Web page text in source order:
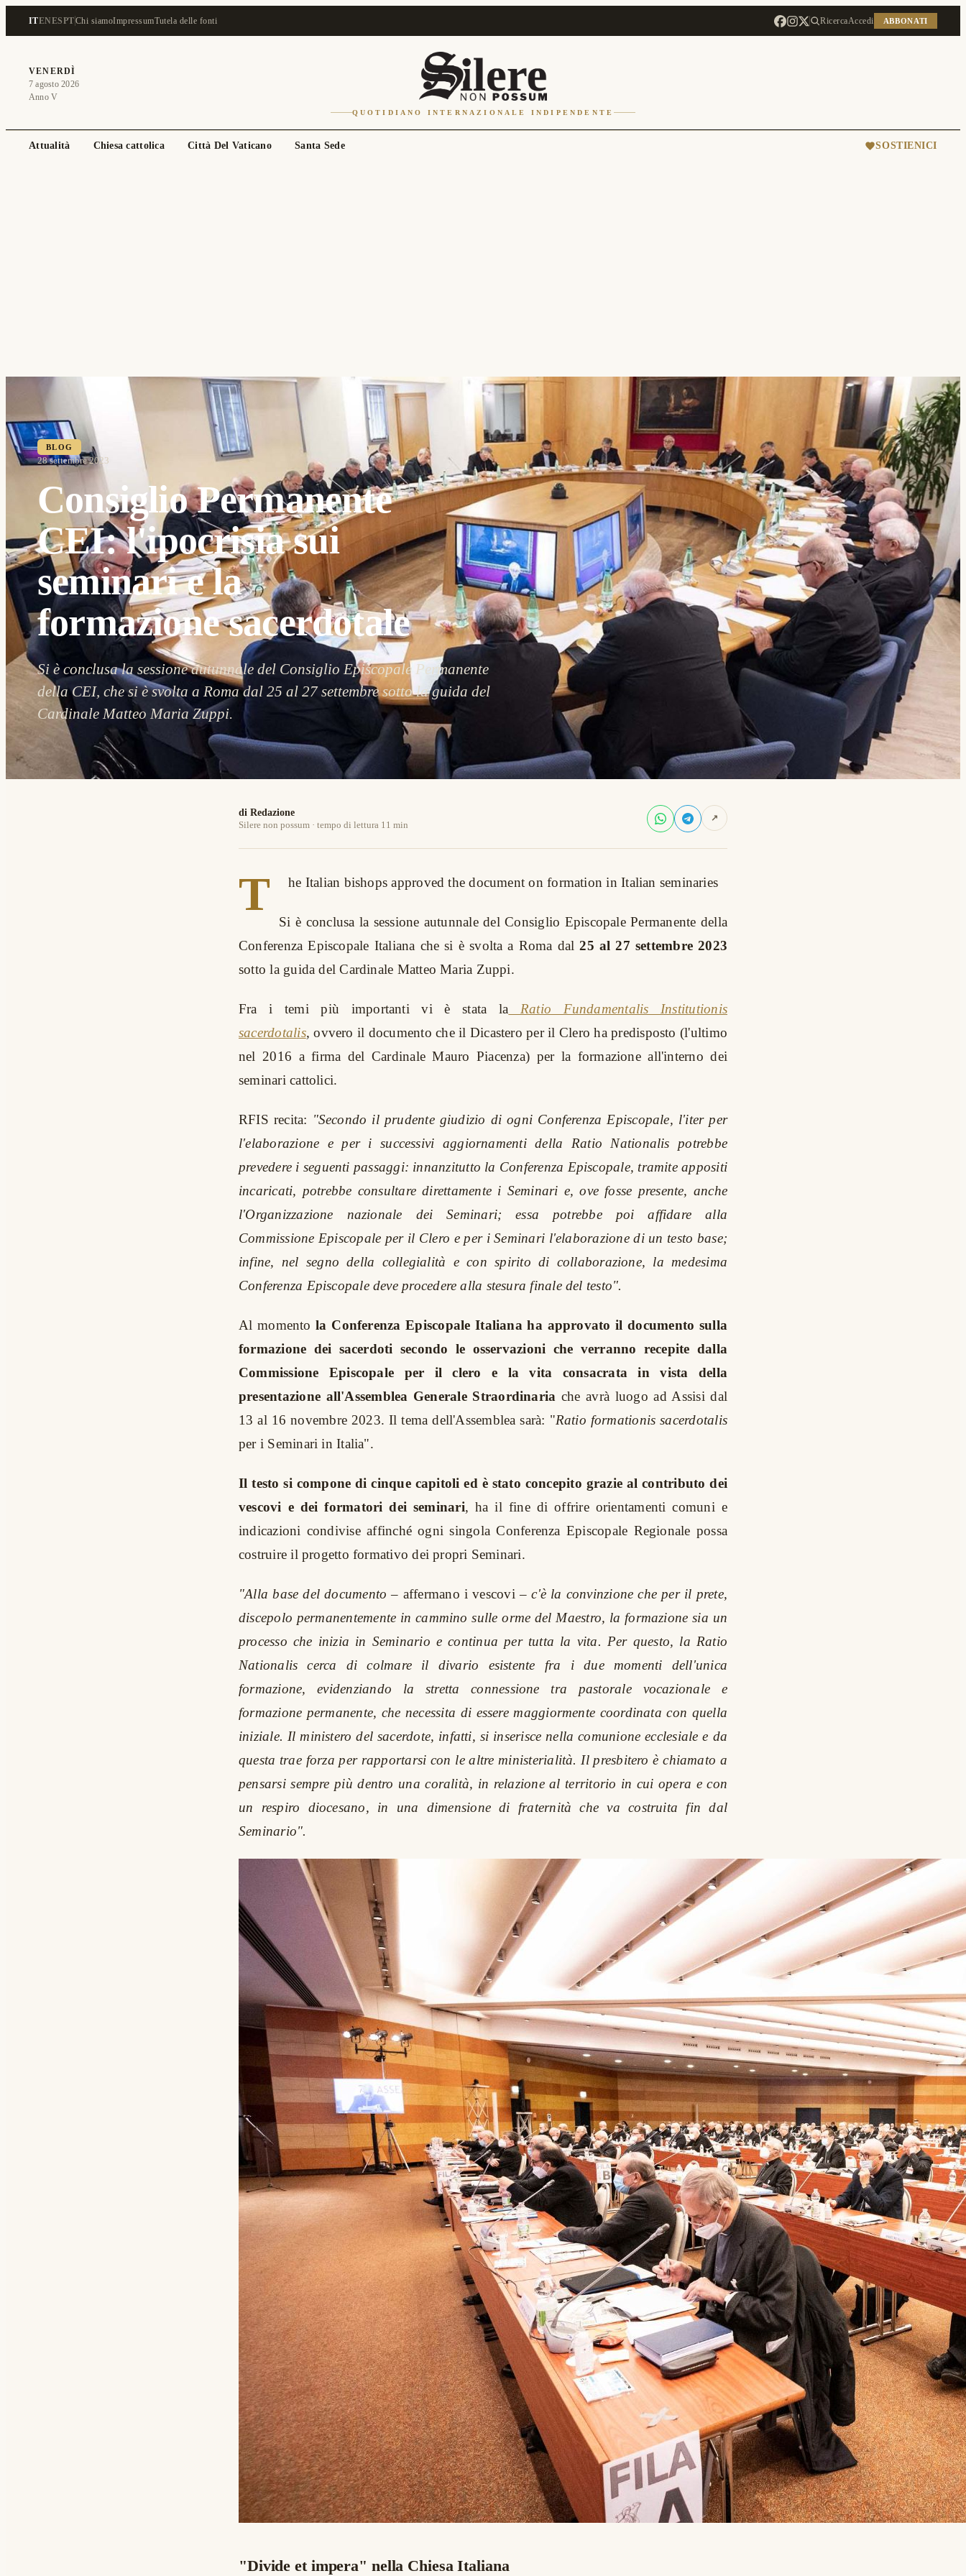
ITENESPTChi siamoImpressumTutela delle fonti RicercaAccedi ABBONATI
VENERDÌ
7 agosto 2026
Anno V
QUOTIDIANO INTERNAZIONALE INDIPENDENTE
Attualità Chiesa cattolica Città Del Vaticano Santa Sede SOSTIENICI
BLOG
28 settembre 2023
Consiglio Permanente
CEI: l'ipocrisia sui
seminari e la
formazione sacerdotale
Si è conclusa la sessione autunnale del Consiglio Episcopale Permanente
della CEI, che si è svolta a Roma dal 25 al 27 settembre sotto la guida del
Cardinale Matteo Maria Zuppi.
di Redazione
Silere non possum · tempo di lettura 11 min
↗
T he Italian bishops approved the document on formation in Italian seminaries
Si è conclusa la sessione autunnale del Consiglio Episcopale Permanente della
Conferenza Episcopale Italiana che si è svolta a Roma dal25 al 27 settembre 2023
sotto la guida del Cardinale Matteo Maria Zuppi.
Fra i temi più importanti vi è stata la Ratio Fundamentalis Institutionis
sacerdotalis,ovvero il documento che il Dicastero per il Clero ha predisposto (l'ultimo
nel 2016 a firma del Cardinale Mauro Piacenza) per la formazione all'interno dei
seminari cattolici.
RFIS recita: "Secondo il prudente giudizio di ogni Conferenza Episcopale, l'iter per
l'elaborazione e per i successivi aggiornamenti della Ratio Nationalis potrebbe
prevedere i seguenti passaggi: innanzitutto la Conferenza Episcopale, tramite appositi
incaricati, potrebbe consultare direttamente i Seminari e, ove fosse presente, anche
l'Organizzazione nazionale dei Seminari; essa potrebbe poi affidare alla
Commissione Episcopale per il Clero e per i Seminari l'elaborazione di un testo base;
infine, nel segno della collegialità e con spirito di collaborazione, la medesima
Conferenza Episcopale deve procedere alla stesura finale del testo".
Al momentola Conferenza Episcopale Italiana ha approvato il documento sulla
formazione dei sacerdoti secondo le osservazioni che verranno recepite dalla
Commissione Episcopale per il clero e la vita consacrata in vista della
presentazione all'Assemblea Generale Straordinaria che avrà luogo ad Assisi dal
13 al 16 novembre 2023. Il tema dell'Assemblea sarà: "Ratio formationis sacerdotalis
per i Seminari in Italia".
Il testo si compone di cinque capitoli ed è stato concepito grazie al contributo dei
vescovi e dei formatori dei seminari, ha il fine di offrire orientamenti comuni e
indicazioni condivise affinché ogni singola Conferenza Episcopale Regionale possa
costruire il progetto formativo dei propri Seminari.
"Alla base del documento – affermano i vescovi – c'è la convinzione che per il prete,
discepolo permanentemente in cammino sulle orme del Maestro, la formazione sia un
processo che inizia in Seminario e continua per tutta la vita. Per questo, la Ratio
Nationalis cerca di colmare il divario esistente fra i due momenti dell'unica
formazione, evidenziando la stretta connessione tra pastorale vocazionale e
formazione permanente, che necessita di essere maggiormente coordinata con quella
iniziale. Il ministero del sacerdote, infatti, si inserisce nella comunione ecclesiale e da
questa trae forza per rapportarsi con le altre ministerialità. Il presbitero è chiamato a
pensarsi sempre più dentro una coralità, in relazione al territorio in cui opera e con
un respiro diocesano, in una dimensione di fraternità che va costruita fin dal
Seminario".
"Divide et impera" nella Chiesa Italiana